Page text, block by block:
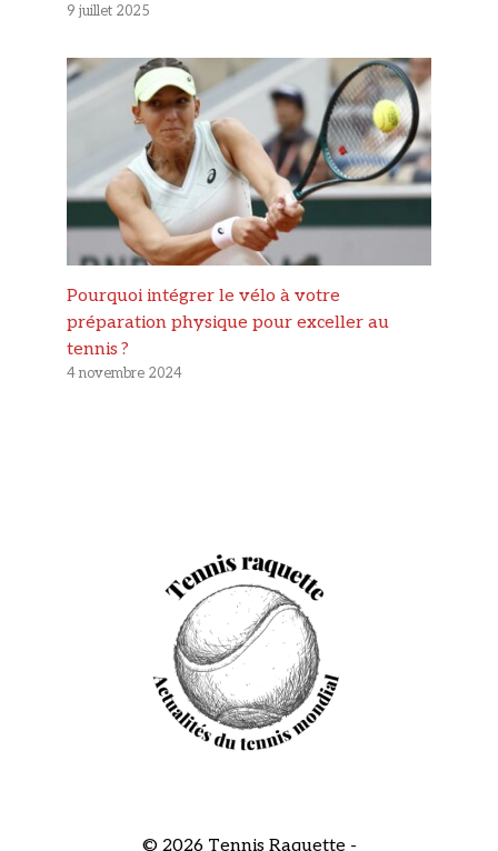
9 juillet 2025
Pourquoi intégrer le vélo à votre
préparation physique pour exceller au
tennis ?
4 novembre 2024
© 2026 Tennis Raquette -